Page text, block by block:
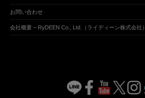
お問い合わせ
会社概要 – RyDEEN Co., Ltd.（ライディーン株式会社）